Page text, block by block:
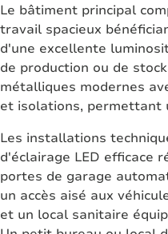
Le bâtiment principal
travail spacieux
d'une excellente
de production ou de
métalliques modernes
et isolations, permettant
Les installations
d'éclairage LED efficace
portes de garage
un accès aisé aux
et un local sanitaire